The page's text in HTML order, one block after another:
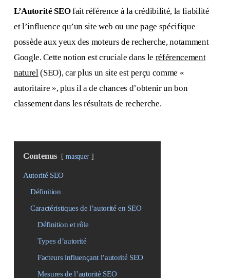
L’Autorité SEOfait référence à la crédibilité, la fiabilité
et l’influence qu’un site web ou une page spécifique
possède aux yeux des moteurs de recherche, notamment
Google. Cette notion est cruciale dans le référencement
naturel(SEO), car plus un site est perçu comme «
autoritaire », plus il a de chances d’obtenir un bon
classement dans les résultats de recherche.
Contenus masquer
Autorité SEO
Définition
Caractéristiques de l’autorité en SEO
Définition et rôle
Types d’autorité
Facteurs influençant l’autorité SEO
Mesures de l’autorité SEO